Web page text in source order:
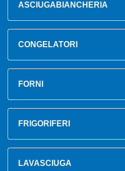
ASCIUGABIANCHERIA
CONGELATORI
FORNI
FRIGORIFERI
LAVASCIUGA